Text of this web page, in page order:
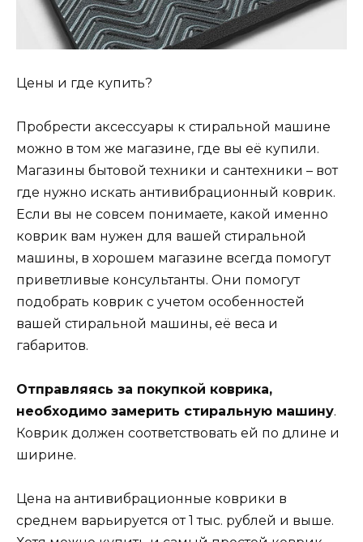
Цены и где купить?
Пробрести аксессуары к стиральной машине
можно в том же магазине, где вы её купили.
Магазины бытовой техники и сантехники – вот
где нужно искать антивибрационный коврик.
Если вы не совсем понимаете, какой именно
коврик вам нужен для вашей стиральной
машины, в хорошем магазине всегда помогут
приветливые консультанты. Они помогут
подобрать коврик с учетом особенностей
вашей стиральной машины, её веса и
габаритов.
Отправляясь за покупкой коврика,
необходимо замерить стиральную машину.
Коврик должен соответствовать ей по длине и
ширине.
Цена на антивибрационные коврики в
среднем варьируется от 1 тыс. рублей и выше.